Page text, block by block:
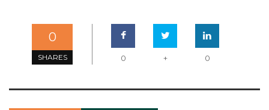
0
SHARES 0 + 0